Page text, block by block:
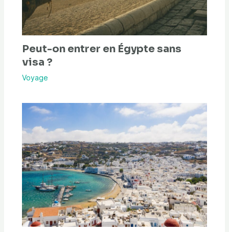
Peut-on entrer en Égypte sans
visa ?
Voyage